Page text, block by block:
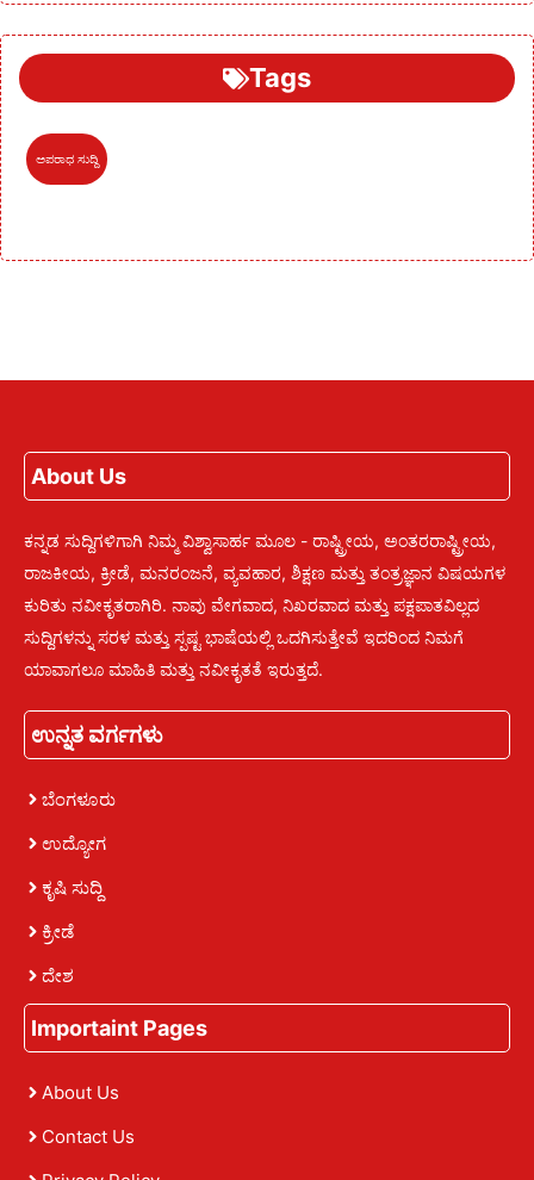
Tags
ಅಪರಾಧ ಸುದ್ದಿ
About Us
ಕನ್ನಡ ಸುದ್ದಿಗಳಿಗಾಗಿ ನಿಮ್ಮ ವಿಶ್ವಾಸಾರ್ಹ ಮೂಲ - ರಾಷ್ಟ್ರೀಯ, ಅಂತರರಾಷ್ಟ್ರೀಯ,
ರಾಜಕೀಯ, ಕ್ರೀಡೆ, ಮನರಂಜನೆ, ವ್ಯವಹಾರ, ಶಿಕ್ಷಣ ಮತ್ತು ತಂತ್ರಜ್ಞಾನ ವಿಷಯಗಳ
ಕುರಿತು ನವೀಕೃತರಾಗಿರಿ. ನಾವು ವೇಗವಾದ, ನಿಖರವಾದ ಮತ್ತು ಪಕ್ಷಪಾತವಿಲ್ಲದ
ಸುದ್ದಿಗಳನ್ನು ಸರಳ ಮತ್ತು ಸ್ಪಷ್ಟ ಭಾಷೆಯಲ್ಲಿ ಒದಗಿಸುತ್ತೇವೆ ಇದರಿಂದ ನಿಮಗೆ
ಯಾವಾಗಲೂ ಮಾಹಿತಿ ಮತ್ತು ನವೀಕೃತತೆ ಇರುತ್ತದೆ.
ಉನ್ನತ ವರ್ಗಗಳು
ಬೆಂಗಳೂರು
ಉದ್ಯೋಗ
ಕೃಷಿ ಸುದ್ದಿ
ಕ್ರೀಡೆ
ದೇಶ
Importaint Pages
About Us
Contact Us